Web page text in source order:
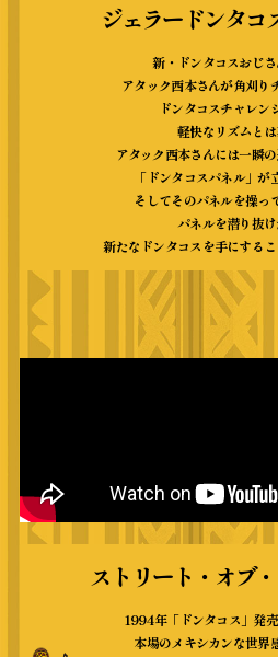
ジェラードンタコ
新・ドンタコスおじさ
アタック西本さんが角刈り
ドンタコスチャレン
軽快なリズムと
アタック西本さんには一瞬
「ドンタコスパネル」が
そしてそのパネルを操っ
パネルを潜り抜
新たなドンタコスを手にする
ストリート・オブ
1994年「ドンタコス」発
本場のメキシカンな世界